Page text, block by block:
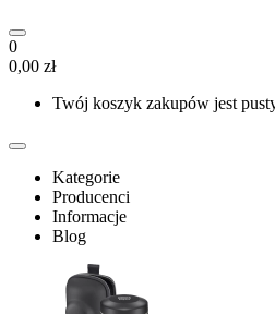
0
0,00 zł
Twój koszyk zakupów jest
Kategorie
Producenci
Informacje
Blog